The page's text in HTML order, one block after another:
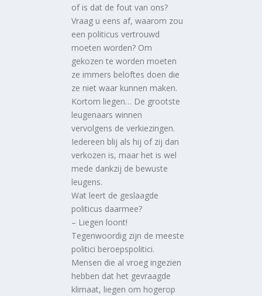
of is dat de fout van ons?
Vraag u eens af, waarom zou
een politicus vertrouwd
moeten worden? Om
gekozen te worden moeten
ze immers beloftes doen die
ze niet waar kunnen maken.
Kortom liegen… De grootste
leugenaars winnen
vervolgens de verkiezingen.
Iedereen blij als hij of zij dan
verkozen is, maar het is wel
mede dankzij de bewuste
leugens.
Wat leert de geslaagde
politicus daarmee?
– Liegen loont!
Tegenwoordig zijn de meeste
politici beroepspolitici.
Mensen die al vroeg ingezien
hebben dat het gevraagde
klimaat, liegen om hogerop